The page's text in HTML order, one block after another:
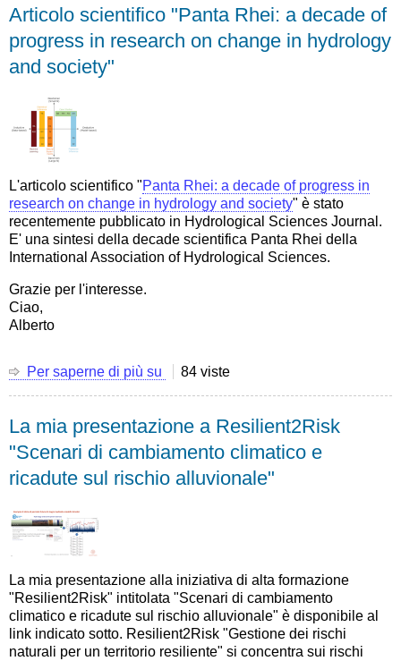
alla
EGU25
General
risk
and
future
perspectives
after
society"
Articolo scientifico "Panta Rhei: a decade of
progress in research on change in hydrology
and society"
L'articolo scientifico "Panta Rhei: a decade of progress in
research on change in hydrology and society" è stato
recentemente pubblicato in Hydrological Sciences Journal.
E' una sintesi della decade scientifica Panta Rhei della
International Association of Hydrological Sciences.
Grazie per l'interesse.
Ciao,
Alberto
Per saperne di più su
Articolo
Rhei:
decade
of
in
hydrology
and
society"
84 viste
La mia presentazione a Resilient2Risk
"Scenari di cambiamento climatico e
ricadute sul rischio alluvionale"
La mia presentazione alla iniziativa di alta formazione
"Resilient2Risk" intitolata "Scenari di cambiamento
climatico e ricadute sul rischio alluvionale" è disponibile al
link indicato sotto. Resilient2Risk "Gestione dei rischi
naturali per un territorio resiliente" si concentra sui rischi